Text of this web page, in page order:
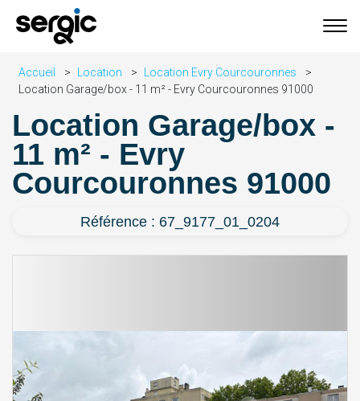
Accueil Location
Location Evry Courcouronnes
Location Garage/box - 11 m² - Evry Courcouronnes 91000
Location Garage/box -
11 m² - Evry
Courcouronnes 91000
Référence : 67_9177_01_0204